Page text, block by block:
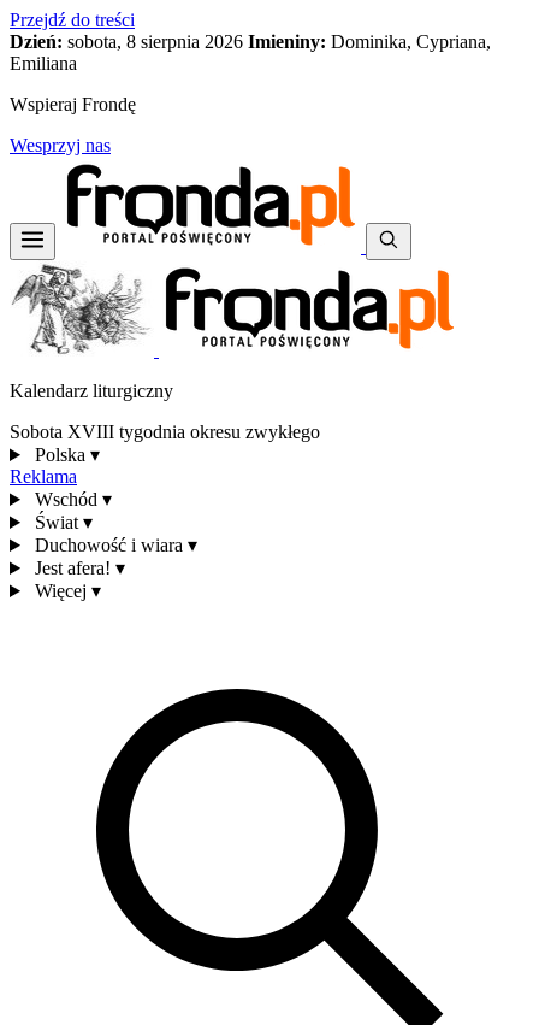
Przejdź do treści
Dzień: sobota, 8 sierpnia 2026 Imieniny: Dominika, Cypriana,
Emiliana
Wspieraj Frondę
Wesprzyj nas
Kalendarz liturgiczny
Sobota XVIII tygodnia okresu zwykłego
Polska ▾
Reklama
Wschód ▾
Świat ▾
Duchowość i wiara ▾
Jest afera! ▾
Więcej ▾